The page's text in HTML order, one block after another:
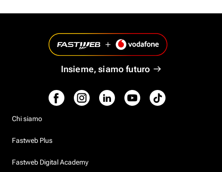
Insieme, siamo futuro
Chi siamo
Fastweb Plus
Fastweb Digital Academy